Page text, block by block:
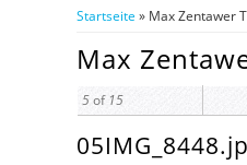
Startseite » Max Zentawer
Max
5of 15